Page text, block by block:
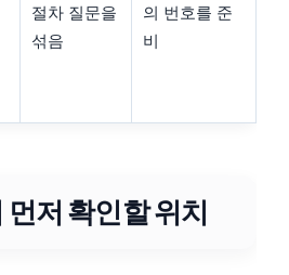
절차 질문을
섞음
의 번호를 준
비
저 확인할 위치